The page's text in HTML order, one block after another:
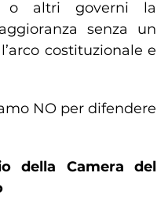
o altri governi la
senza un
costituzionale e
NO per difendere
della Camera del